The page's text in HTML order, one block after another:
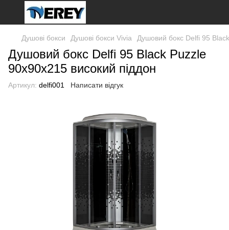
Душові бокси Душові бокси Vivia Душовий бокс Delfi 95
Душовий бокс Delfi 95 Black Puzzle
90x90x215 високий піддон
Артикул: delfi001 Написати відгук